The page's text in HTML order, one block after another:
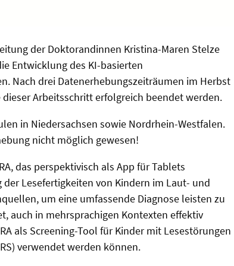
der Doktorandinnen Kristina-Maren Stelze
Entwicklung des KI-basierten
Nach drei Datenerhebungszeiträumen im Herbst
Arbeitsschritt erfolgreich beendet werden.
in Niedersachsen sowie Nordrhein-Westfalen.
nicht möglich gewesen!
das perspektivisch als App für Tablets
Lesefertigkeiten von Kindern im Laut- und
um eine umfassende Diagnose leisten zu
auch in mehrsprachigen Kontexten effektiv
als Screening-Tool für Kinder mit Lesestörungen
verwendet werden können.